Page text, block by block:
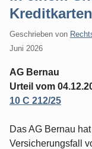
Geschrieben von
Juni 2026
AG Bernau
Urteil vom
10 C 212/25
Das AG Bernau
Versicherungsfall